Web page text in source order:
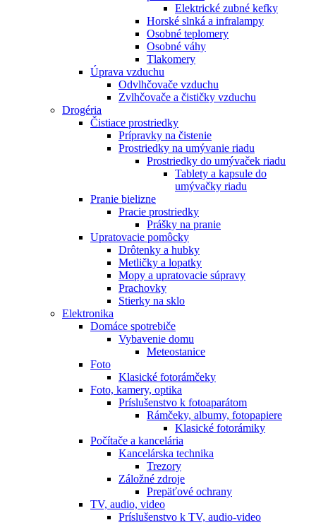
Elektrické zubné kefky
Horské slnká a infralampy
Osobné teplomery
Osobné váhy
Tlakomery
Úprava vzduchu
Odvlhčovače vzduchu
Zvlhčovače a čističky vzduchu
Drogéria
Čistiace prostriedky
Prípravky na čistenie
Prostriedky na umývanie riadu
Prostriedky do umývaček riadu
Tablety a kapsule do
umývačky riadu
Pranie bielizne
Pracie prostriedky
Prášky na pranie
Upratovacie pomôcky
Drôtenky a hubky
Metličky a lopatky
Mopy a upratovacie súpravy
Prachovky
Stierky na sklo
Elektronika
Domáce spotrebiče
Vybavenie domu
Meteostanice
Foto
Klasické fotorámčeky
Foto, kamery, optika
Príslušenstvo k fotoaparátom
Rámčeky, albumy, fotopapiere
Klasické fotorámiky
Počítače a kancelária
Kancelárska technika
Trezory
Záložné zdroje
Prepäťové ochrany
TV, audio, video
Príslušenstvo k TV, audio-video